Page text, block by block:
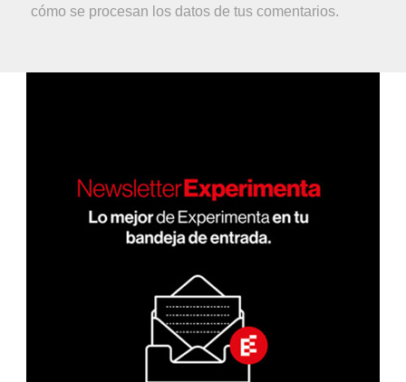
cómo se procesan los datos de tus comentarios.